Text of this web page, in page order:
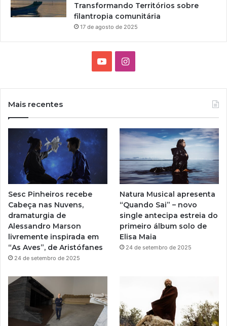
Transformando Territórios sobre
filantropia comunitária
17 de agosto de 2025
T
e
I
t
g
r
a
m
Mais recentes
Sesc Pinheiros recebe
Cabeça nas Nuvens,
dramaturgia de
Alessandro Marson
livremente inspirada em
“As Aves”, de Aristófanes
24 de setembro de 2025
Natura Musical apresenta
“Quando Sai” – novo
single antecipa estreia do
primeiro álbum solo de
Elisa Maia
24 de setembro de 2025